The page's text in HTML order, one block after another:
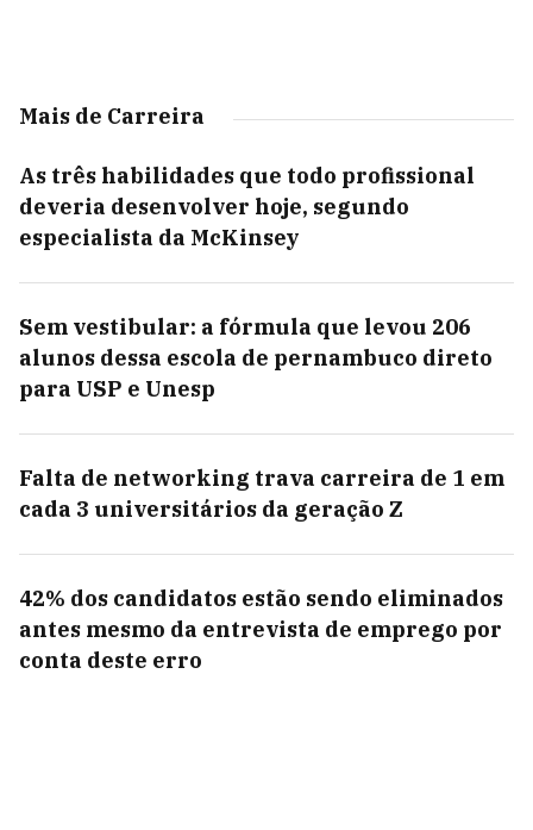
Mais de Carreira
As três habilidades que todo profissional
deveria desenvolver hoje, segundo
especialista da McKinsey
Sem vestibular: a fórmula que levou 206
alunos dessa escola de pernambuco direto
para USP e Unesp
Falta de networking trava carreira de 1 em
cada 3 universitários da geração Z
42% dos candidatos estão sendo eliminados
antes mesmo da entrevista de emprego por
conta deste erro